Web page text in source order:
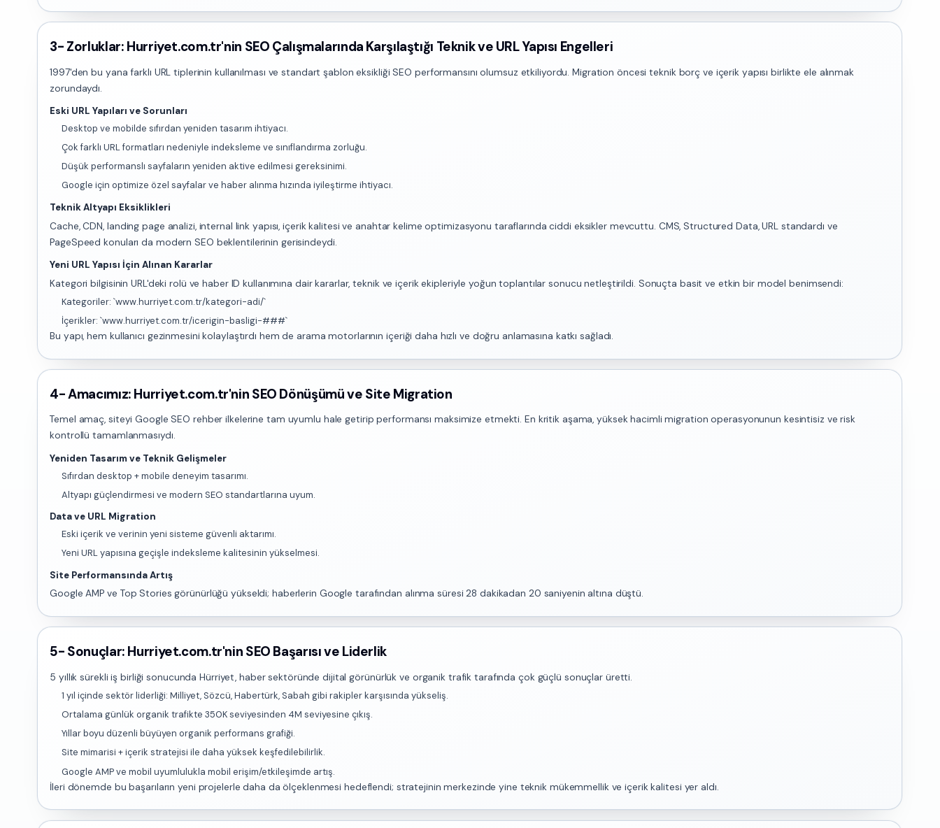
3- Zorluklar: Hurriyet.com.tr'nin SEO Çalışmalarında Karşılaştığı Teknik ve URL Yapısı Engelleri
1997'den bu yana farklı URL tiplerinin kullanılması ve standart şablon eksikliği SEO performansını olumsuz etkiliyordu. Migration öncesi teknik borç ve içerik yapısı birlikte ele alınmak
zorundaydı.
Eski URL Yapıları ve Sorunları
Desktop ve mobilde sıfırdan yeniden tasarım ihtiyacı.
Çok farklı URL formatları nedeniyle indeksleme ve sınıflandırma zorluğu.
Düşük performanslı sayfaların yeniden aktive edilmesi gereksinimi.
Google için optimize özel sayfalar ve haber alınma hızında iyileştirme ihtiyacı.
Teknik Altyapı Eksiklikleri
Cache, CDN, landing page analizi, internal link yapısı, içerik kalitesi ve anahtar kelime optimizasyonu taraflarında ciddi eksikler mevcuttu. CMS, Structured Data, URL standardı ve
PageSpeed konuları da modern SEO beklentilerinin gerisindeydi.
Yeni URL Yapısı İçin Alınan Kararlar
Kategori bilgisinin URL'deki rolü ve haber ID kullanımına dair kararlar, teknik ve içerik ekipleriyle yoğun toplantılar sonucu netleştirildi. Sonuçta basit ve etkin bir model benimsendi:
Kategoriler: `www.hurriyet.com.tr/kategori-adi/`
İçerikler: `www.hurriyet.com.tr/icerigin-basligi-###`
Bu yapı, hem kullanıcı gezinmesini kolaylaştırdı hem de arama motorlarının içeriği daha hızlı ve doğru anlamasına katkı sağladı.
4- Amacımız: Hurriyet.com.tr'nin SEO Dönüşümü ve Site Migration
Temel amaç, siteyi Google SEO rehber ilkelerine tam uyumlu hale getirip performansı maksimize etmekti. En kritik aşama, yüksek hacimli migration operasyonunun kesintisiz ve risk
kontrollü tamamlanmasıydı.
Yeniden Tasarım ve Teknik Gelişmeler
Sıfırdan desktop + mobile deneyim tasarımı.
Altyapı güçlendirmesi ve modern SEO standartlarına uyum.
Data ve URL Migration
Eski içerik ve verinin yeni sisteme güvenli aktarımı.
Yeni URL yapısına geçişle indeksleme kalitesinin yükselmesi.
Site Performansında Artış
Google AMP ve Top Stories görünürlüğü yükseldi; haberlerin Google tarafından alınma süresi 28 dakikadan 20 saniyenin altına düştü.
5- Sonuçlar: Hurriyet.com.tr'nin SEO Başarısı ve Liderlik
5 yıllık sürekli iş birliği sonucunda Hürriyet, haber sektöründe dijital görünürlük ve organik trafik tarafında çok güçlü sonuçlar üretti.
1 yıl içinde sektör liderliği: Milliyet, Sözcü, Habertürk, Sabah gibi rakipler karşısında yükseliş.
Ortalama günlük organik trafikte 350K seviyesinden 4M seviyesine çıkış.
Yıllar boyu düzenli büyüyen organik performans grafiği.
Site mimarisi + içerik stratejisi ile daha yüksek keşfedilebilirlik.
Google AMP ve mobil uyumlulukla mobil erişim/etkileşimde artış.
İleri dönemde bu başarıların yeni projelerle daha da ölçeklenmesi hedeflendi; stratejinin merkezinde yine teknik mükemmellik ve içerik kalitesi yer aldı.